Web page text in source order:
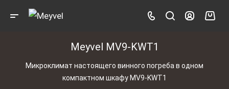
Meyvel MV9-KWT1
Микроклимат настоящего винного погреба в одном
компактном шкафу MV9-KWT1